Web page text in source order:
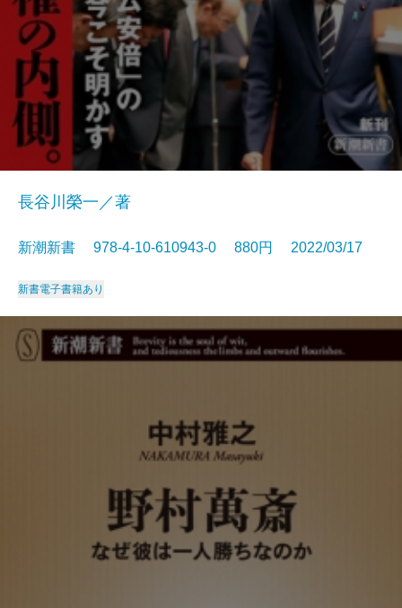
長谷川榮一／著
新潮新書 978-4-10-610943-0 880円 2022/03/17
新書電子書籍あり